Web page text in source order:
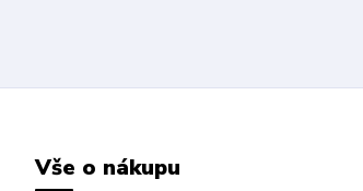
Vše o nákupu